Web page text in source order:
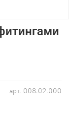
арт. 008.02.000